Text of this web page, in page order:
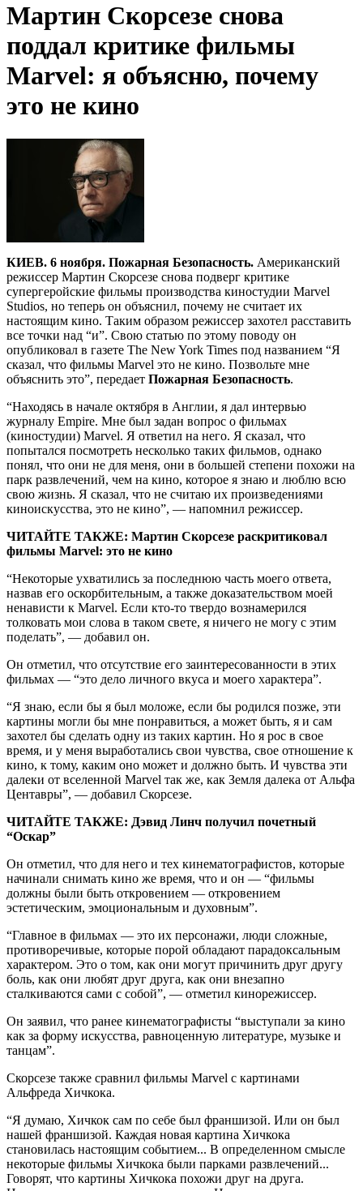
Мартин Скорсезе снова
поддал критике фильмы
Marvel: я объясню, почему
это не кино
КИЕВ. 6 ноября. Пожарная Безопасность. Американский
режиссер Мартин Скорсезе снова подверг критике
супергеройские фильмы производства киностудии Marvel
Studios, но теперь он объяснил, почему не считает их
настоящим кино. Таким образом режиссер захотел расставить
все точки над “и”. Свою статью по этому поводу он
опубликовал в газете The New York Times под названием “Я
сказал, что фильмы Marvel это не кино. Позвольте мне
объяснить это”, передает Пожарная Безопасность.
“Находясь в начале октября в Англии, я дал интервью
журналу Empire. Мне был задан вопрос о фильмах
(киностудии) Marvel. Я ответил на него. Я сказал, что
попытался посмотреть несколько таких фильмов, однако
понял, что они не для меня, они в большей степени похожи на
парк развлечений, чем на кино, которое я знаю и люблю всю
свою жизнь. Я сказал, что не считаю их произведениями
киноискусства, это не кино”, — напомнил режиссер.
ЧИТАЙТЕ ТАКЖЕ: Мартин Скорсезе раскритиковал
фильмы Marvel: это не кино
“Некоторые ухватились за последнюю часть моего ответа,
назвав его оскорбительным, а также доказательством моей
ненависти к Marvel. Если кто-то твердо вознамерился
толковать мои слова в таком свете, я ничего не могу с этим
поделать”, — добавил он.
Он отметил, что отсутствие его заинтересованности в этих
фильмах — “это дело личного вкуса и моего характера”.
“Я знаю, если бы я был моложе, если бы родился позже, эти
картины могли бы мне понравиться, а может быть, я и сам
захотел бы сделать одну из таких картин. Но я рос в свое
время, и у меня выработались свои чувства, свое отношение к
кино, к тому, каким оно может и должно быть. И чувства эти
далеки от вселенной Marvel так же, как Земля далека от Альфа
Центавры”, — добавил Скорсезе.
ЧИТАЙТЕ ТАКЖЕ: Дэвид Линч получил почетный
“Оскар”
Он отметил, что для него и тех кинематографистов, которые
начинали снимать кино же время, что и он — “фильмы
должны были быть откровением — откровением
эстетическим, эмоциональным и духовным”.
“Главное в фильмах — это их персонажи, люди сложные,
противоречивые, которые порой обладают парадоксальным
характером. Это о том, как они могут причинить друг другу
боль, как они любят друг друга, как они внезапно
сталкиваются сами с собой”, — отметил кинорежиссер.
Он заявил, что ранее кинематографисты “выступали за кино
как за форму искусства, равноценную литературе, музыке и
танцам”.
Скорсезе также сравнил фильмы Marvel с картинами
Альфреда Хичкока.
“Я думаю, Хичкок сам по себе был франшизой. Или он был
нашей франшизой. Каждая новая картина Хичкока
становилась настоящим событием... В определенном смысле
некоторые фильмы Хичкока были парками развлечений...
Говорят, что картины Хичкока похожи друг на друга.